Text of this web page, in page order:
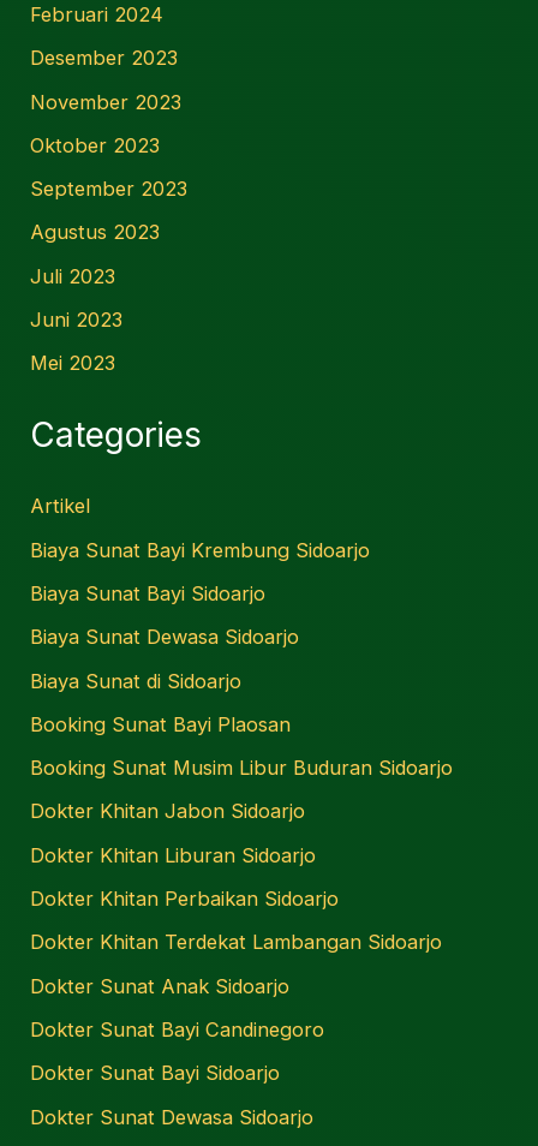
Februari 2024
Desember 2023
November 2023
Oktober 2023
September 2023
Agustus 2023
Juli 2023
Juni 2023
Mei 2023
Categories
Artikel
Biaya Sunat Bayi Krembung Sidoarjo
Biaya Sunat Bayi Sidoarjo
Biaya Sunat Dewasa Sidoarjo
Biaya Sunat di Sidoarjo
Booking Sunat Bayi Plaosan
Booking Sunat Musim Libur Buduran Sidoarjo
Dokter Khitan Jabon Sidoarjo
Dokter Khitan Liburan Sidoarjo
Dokter Khitan Perbaikan Sidoarjo
Dokter Khitan Terdekat Lambangan Sidoarjo
Dokter Sunat Anak Sidoarjo
Dokter Sunat Bayi Candinegoro
Dokter Sunat Bayi Sidoarjo
Dokter Sunat Dewasa Sidoarjo